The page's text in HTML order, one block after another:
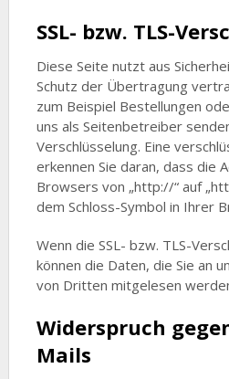
SSL- bzw. TLS-
Diese Seite nutzt aus
Schutz der Übertragung
zum Beispiel Bestellungen
uns als Seitenbetreiber
Verschlüsselung. Eine
erkennen Sie daran, dass die
Browsers von „http://“ auf
dem Schloss-Symbol in Ihrer
Wenn die SSL- bzw. TLS-
können die Daten, die Sie an
von Dritten mitgelesen
Widerspruch
Mails